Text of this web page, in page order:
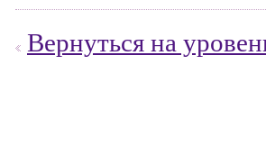
Вернуться на